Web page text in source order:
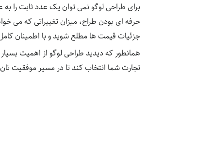
برای طراحی لوگو نمی توان یک عدد ثابت را
حرفه ای بودن طراح، میزان تغییراتی که می
جزئیات قیمت ها مطلع شوید و با اطمینان
همانطور که دیدید طراحی لوگو از اهمیت
تجارت شما انتخاب کند تا در مسیر موفقیت